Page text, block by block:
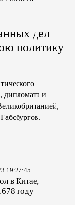
дел
политику
дипломата и
19:27:45
в Китае,
году